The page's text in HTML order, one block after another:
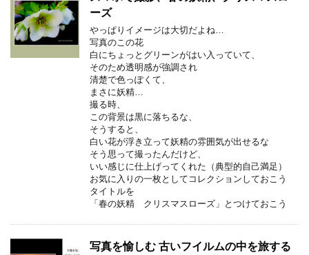
ーズ
やっぱりイメージは大切だよね…
写真のこの花
白にちょっとグリーンがはい入っていて、
そのため透明感が強調され
清楚で色っぽくて、
まさに妖精…
撮る時、
この背景は黒に落ちるな、
そうすると、
白い花が浮き立って妖精の雰囲気が出せるな
そう思って撮ったんだけど、
いい感じに仕上げってくれた（典型的自己満足）
お気に入りの一枚としてコレクションしておこう
タイトルを
「春の妖精 クリスマスローズ」とつけておこう
写真を愉しむ 古いフイルムの中を旅する